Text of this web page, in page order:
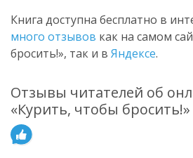
Книга доступна бесплатно в
много отзывов как на самом
бросить!», так и в Яндексе.
Отзывы читателей об
«Курить, чтобы бросить!»